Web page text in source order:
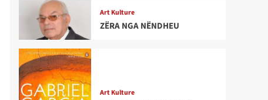
Art Kulture
ZËRA NGA NËNDHEU
Art Kulture